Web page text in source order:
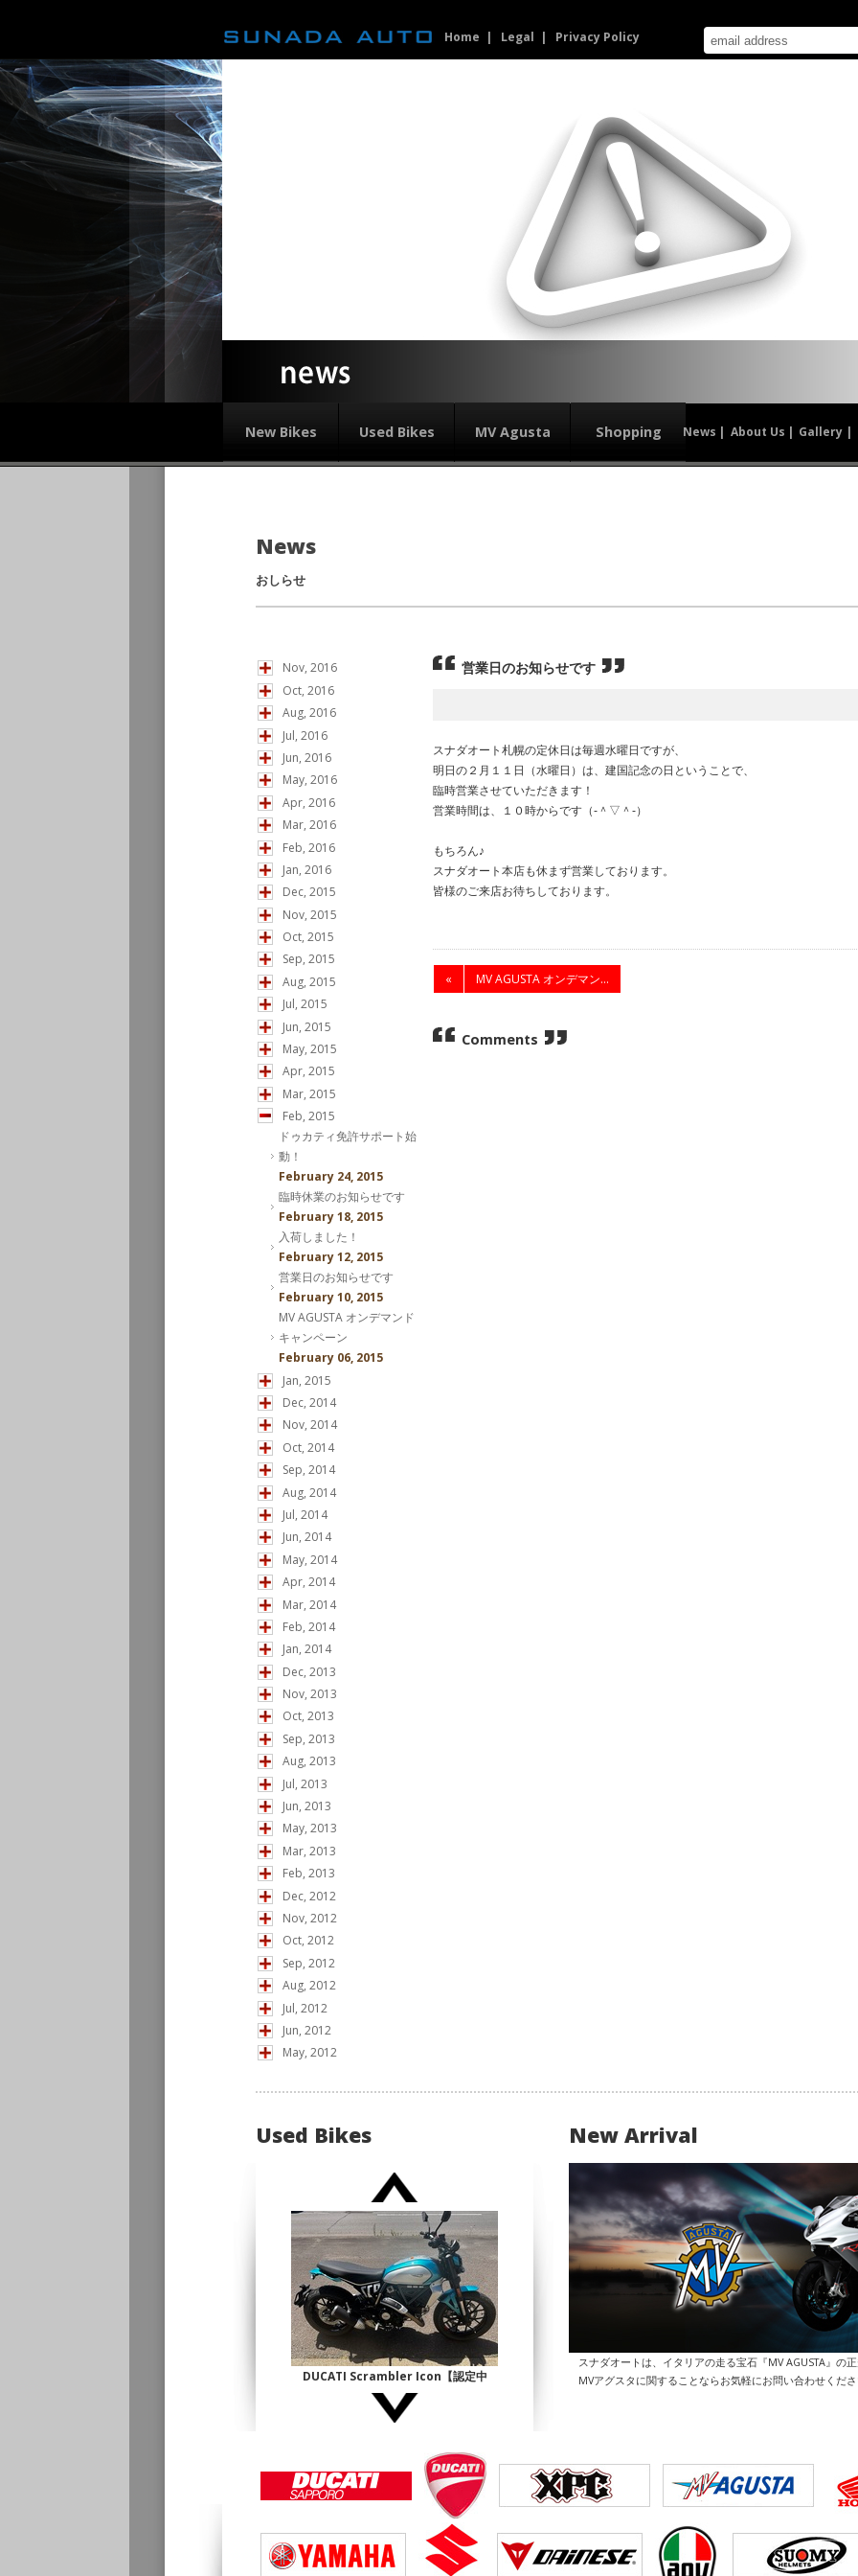
Home Legal Privacy Policy
New Bikes Used Bikes MV Agusta Shopping News About Us Gallery
News
おしらせ
Nov, 2016
Oct, 2016
Aug, 2016
Jul, 2016
Jun, 2016
May, 2016
Apr, 2016
Mar, 2016
Feb, 2016
Jan, 2016
Dec, 2015
Nov, 2015
Oct, 2015
Sep, 2015
Aug, 2015
Jul, 2015
Jun, 2015
May, 2015
Apr, 2015
Mar, 2015
Feb, 2015
ドゥカティ免許サポート始
動！
February 24, 2015
臨時休業のお知らせです
February 18, 2015
入荷しました！
February 12, 2015
営業日のお知らせです
February 10, 2015
MV AGUSTA オンデマンド
キャンペーン
February 06, 2015
Jan, 2015
Dec, 2014
Nov, 2014
Oct, 2014
Sep, 2014
Aug, 2014
Jul, 2014
Jun, 2014
May, 2014
Apr, 2014
Mar, 2014
Feb, 2014
Jan, 2014
Dec, 2013
Nov, 2013
Oct, 2013
Sep, 2013
Aug, 2013
Jul, 2013
Jun, 2013
May, 2013
Mar, 2013
Feb, 2013
Dec, 2012
Nov, 2012
Oct, 2012
Sep, 2012
Aug, 2012
Jul, 2012
Jun, 2012
May, 2012
営業日のお知らせです
スナダオート札幌の定休日は毎週水曜日ですが、
明日の２月１１日（水曜日）は、建国記念の日ということで、
臨時営業させていただきます！
営業時間は、１０時からです（‐＾▽＾‐）
もちろん♪
スナダオート本店も休まず営業しております。
皆様のご来店お待ちしております。
« MV AGUSTA オンデマン...
Comments
Used Bikes
DUCATI Scrambler Icon【認定中
古】
¥1,140,000
New Arrival
スナダオートは、イタリアの走る宝石『MV AGUSTA』の正
MVアグスタに関することならお気軽にお問い合わせくださ